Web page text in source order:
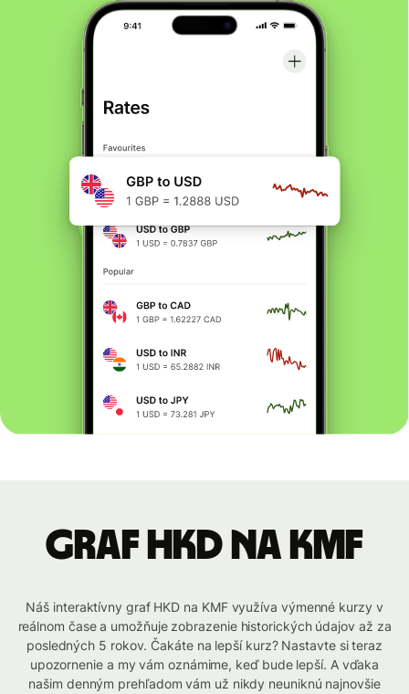
graf HKD na KMF
Náš interaktívny graf HKD na KMF využíva výmenné kurzy v
reálnom čase a umožňuje zobrazenie historických údajov až za
posledných 5 rokov. Čakáte na lepší kurz? Nastavte si teraz
upozornenie a my vám oznámime, keď bude lepší. A vďaka
našim denným prehľadom vám už nikdy neuniknú najnovšie